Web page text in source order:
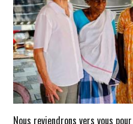
Nous reviendrons vers vous